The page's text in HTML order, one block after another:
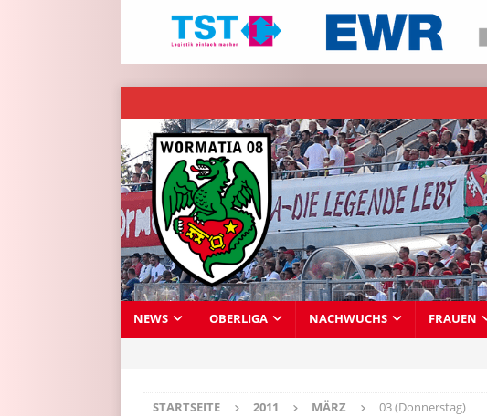
NEWS OBERLIGA NACHWUCHS FRAUEN
STARTSEITE 2011 MÄRZ 03 (Donnerstag)